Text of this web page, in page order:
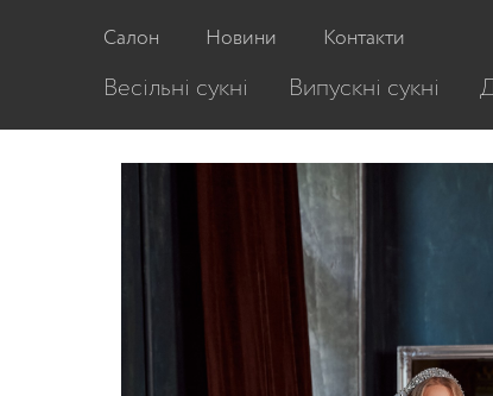
Головна / Дитячі сукні/Дитяча сукня
Салон Новини Контакти
Весільні сукні Випускні сукні